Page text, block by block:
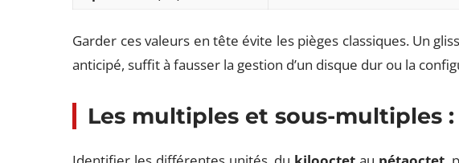
Garder ces valeurs en tête évite les pièges classiques. Un
anticipé, suffit à fausser la gestion d’un disque dur ou la
Les multiples et sous-multiples